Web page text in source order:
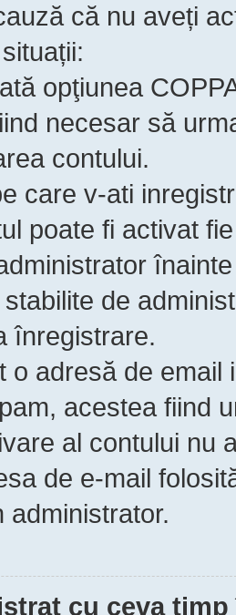
că nu aveți
opţiunea
necesar să
contului.
care v-ati
poate fi activat
de
înregistrare.
o adresă de
acestea fiind
al contului nu
de e-mail
administrator.
cu ceva